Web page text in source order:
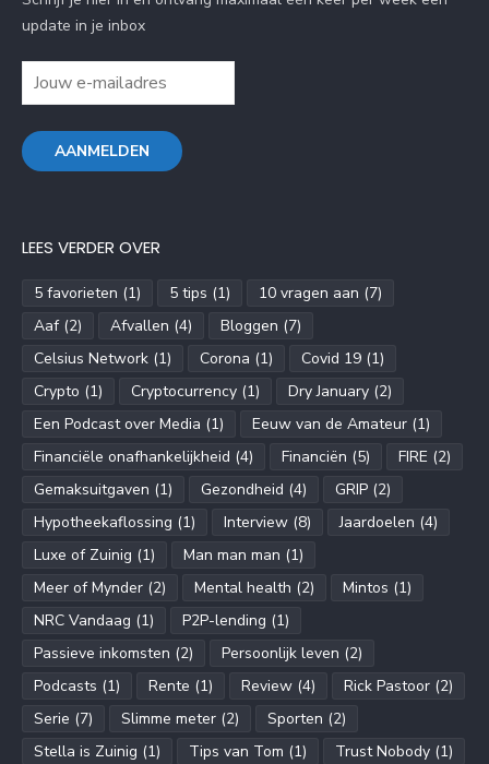
update in je inbox
LEES VERDER OVER
5 favorieten (1) 5 tips (1) 10 vragen aan (7)
Aaf(2) Afvallen (4) Bloggen (7)
Celsius Network (1) Corona (1) Covid 19 (1)
Crypto (1) Cryptocurrency (1) Dry January (2)
Een Podcast over Media (1) Eeuw van de Amateur (1)
Financiële onafhankelijkheid (4) Financiën (5) FIRE (2)
Gemaksuitgaven (1) Gezondheid (4) GRIP (2)
Hypotheekaflossing (1) Interview (8) Jaardoelen (4)
Luxe of Zuinig (1) Man man man (1)
Meer of Mynder (2) Mental health (2) Mintos (1)
NRC Vandaag (1) P2P-lending (1)
Passieve inkomsten (2) Persoonlijk leven (2)
Podcasts (1) Rente (1) Review (4) Rick Pastoor (2)
Serie (7) Slimme meter (2) Sporten (2)
Stella is Zuinig (1) Tips van Tom (1) Trust Nobody (1)